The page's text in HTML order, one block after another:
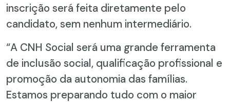
inscrição será feita diretamente pelo
candidato, sem nenhum intermediário.
“A CNH Social será uma grande ferramenta
de inclusão social, qualificação profissional e
promoção da autonomia das famílias.
Estamos preparando tudo com o maior